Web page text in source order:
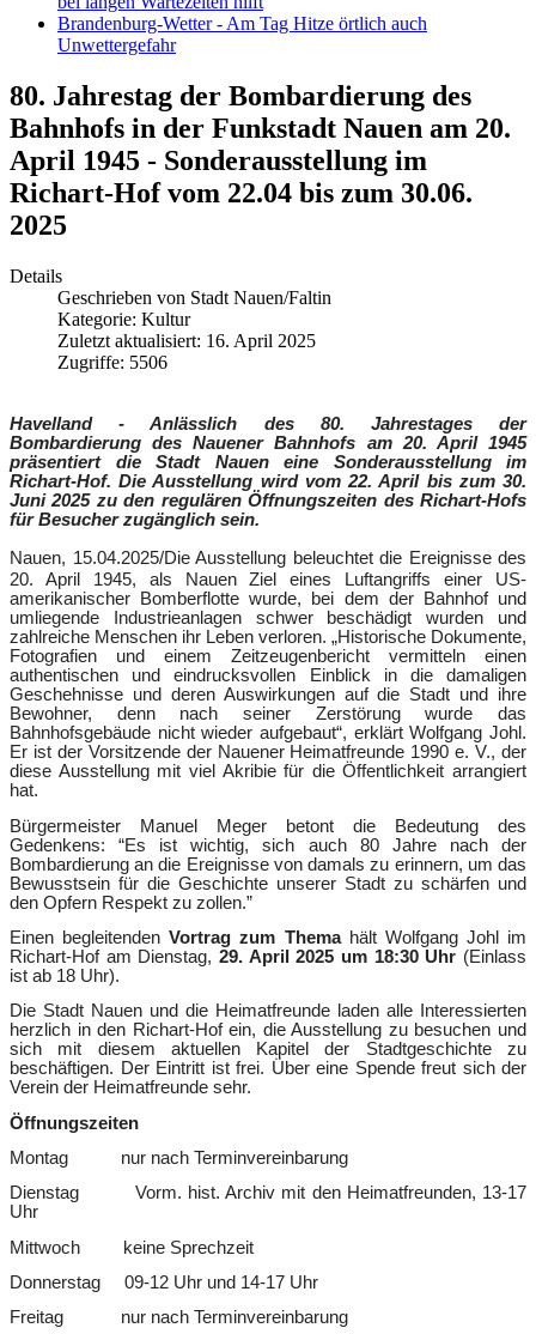
Brandenburg-Wetter - Am Tag Hitze örtlich auch
Unwettergefahr
80. Jahrestag der Bombardierung des
Bahnhofs in der Funkstadt Nauen am 20.
April 1945 - Sonderausstellung im
Richart-Hof vom 22.04 bis zum 30.06.
2025
Details
Geschrieben von Stadt Nauen/Faltin
Kategorie: Kultur
Zuletzt aktualisiert: 16. April 2025
Zugriffe: 5506
Havelland - Anlässlich des 80. Jahrestages der
Bombardierung des Nauener Bahnhofs am 20. April 1945
präsentiert die Stadt Nauen eine Sonderausstellung im
Richart-Hof. Die Ausstellung wird vom 22. April bis zum 30.
Juni 2025 zu den regulären Öffnungszeiten des Richart-Hofs
für Besucher zugänglich sein.
Nauen, 15.04.2025/Die Ausstellung beleuchtet die Ereignisse des
20. April 1945, als Nauen Ziel eines Luftangriffs einer US-
amerikanischer Bomberflotte wurde, bei dem der Bahnhof und
umliegende Industrieanlagen schwer beschädigt wurden und
zahlreiche Menschen ihr Leben verloren. „Historische Dokumente,
Fotografien und einem Zeitzeugenbericht vermitteln einen
authentischen und eindrucksvollen Einblick in die damaligen
Geschehnisse und deren Auswirkungen auf die Stadt und ihre
Bewohner, denn nach seiner Zerstörung wurde das
Bahnhofsgebäude nicht wieder aufgebaut“, erklärt Wolfgang Johl.
Er ist der Vorsitzende der Nauener Heimatfreunde 1990 e. V., der
diese Ausstellung mit viel Akribie für die Öffentlichkeit arrangiert
hat.
Bürgermeister Manuel Meger betont die Bedeutung des
Gedenkens: “Es ist wichtig, sich auch 80 Jahre nach der
Bombardierung an die Ereignisse von damals zu erinnern, um das
Bewusstsein für die Geschichte unserer Stadt zu schärfen und
den Opfern Respekt zu zollen.”
Einen begleitendenVortrag zum Themahält Wolfgang Johl im
Richart-Hof am Dienstag, 29. April 2025 um 18:30 Uhr (Einlass
ist ab 18 Uhr).
Die Stadt Nauen und die Heimatfreunde laden alle Interessierten
herzlich in den Richart-Hof ein, die Ausstellung zu besuchen und
sich mit diesem aktuellen Kapitel der Stadtgeschichte zu
beschäftigen. Der Eintritt ist frei. Über eine Spende freut sich der
Verein der Heimatfreunde sehr.
Öffnungszeiten
Montag nur nach Terminvereinbarung
Dienstag Vorm. hist. Archiv mit den Heimatfreunden, 13-17
Uhr
Mittwoch keine Sprechzeit
Donnerstag 09-12 Uhr und 14-17 Uhr
Freitag nur nach Terminvereinbarung